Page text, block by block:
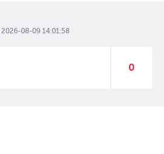
2026-08-09 14:01:58
0